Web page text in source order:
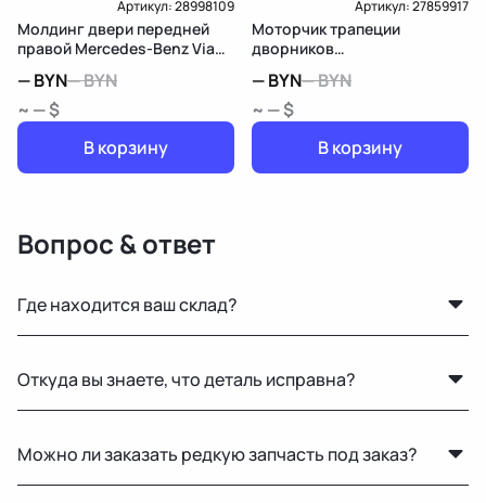
Артикул:28998109
Молдинг двери передней
правой Mercedes-Benz Viano
—BYN—BYN
~ — $
В корзину
Артикул:27859917
Моторчик трапеции
дворников
Mercedes-Benz Viano W639
—BYN—BYN
~ — $
В корзину
Вопрос & ответ
Где находится ваш склад?
есть склад в России для ускоренной доставки по РФ.
Откуда вы знаете, что деталь исправна?
детали осматриваются на видимые дефекты перед
продажей.
Можно ли заказать редкую запчасть под заказ?